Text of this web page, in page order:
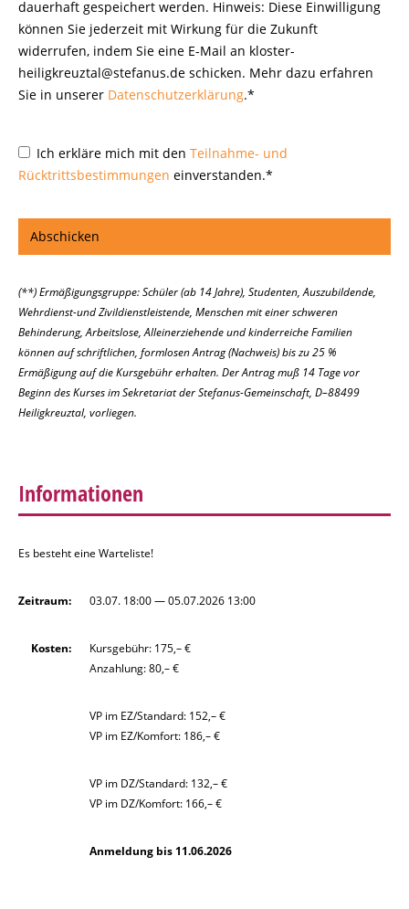
dauerhaft gespeichert werden. Hinweis: Diese Einwilligung
können Sie jederzeit mit Wirkung für die Zukunft
widerrufen, indem Sie eine E-Mail an kloster-
heiligkreuztal@stefanus.de schicken. Mehr dazu erfahren
Sie in unserer Datenschutzerklärung.*
Ich erkläre mich mit den Teilnahme- und
Rücktrittsbestimmungen einverstanden.*
(**) Ermäßigungsgruppe: Schüler (ab 14 Jahre), Studenten, Auszubildende,
Wehrdienst-und Zivildienstleistende, Menschen mit einer schweren
Behinderung, Arbeitslose, Alleinerziehende und kinderreiche Familien
können auf schriftlichen, formlosen Antrag (Nachweis) bis zu 25 %
Ermäßigung auf die Kursgebühr erhalten. Der Antrag muß 14 Tage vor
Beginn des Kurses im Sekretariat der Stefanus-Gemeinschaft, D–88499
Heiligkreuztal, vorliegen.
Informationen
Es besteht eine Warteliste!
Zeitraum: 03.07. 18:00 — 05.07.2026 13:00
Kosten:
Kursgebühr: 175,– €
Anzahlung: 80,– €
VP im EZ/Standard: 152,– €
VP im EZ/Komfort: 186,– €
VP im DZ/Standard: 132,– €
VP im DZ/Komfort: 166,– €
Anmeldung bis 11.06.2026